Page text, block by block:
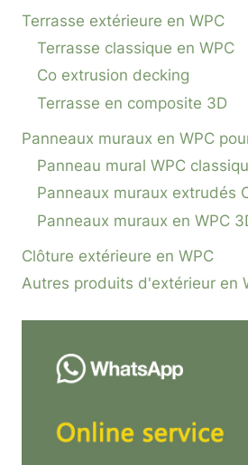
Terrasse extérieure en WPC
Terrasse classique en WPC
Co extrusion decking
Terrasse en composite 3D
Panneaux muraux en WPC
Panneau mural WPC
Panneaux muraux extrudés
Panneaux muraux en WPC
Clôture extérieure en WPC
Autres produits d'extérieur en